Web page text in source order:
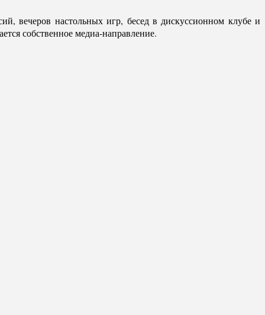
вечеров настольных игр, бесед в дискуссионном клубе и
собственное медиа-направление.